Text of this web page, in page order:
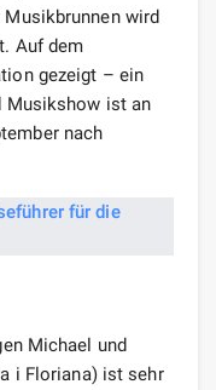
wird
Auf dem
gezeigt – ein
Musikshow ist an
nach
Michael und
i Floriana) ist sehr